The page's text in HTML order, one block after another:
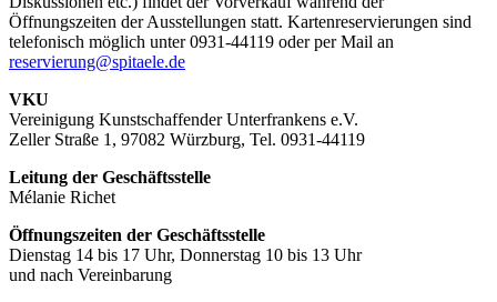
Öffnungszeiten der Ausstellungen statt. Kartenreservierungen sind
telefonisch möglich unter 0931-44119 oder per Mail an
reservierung@spitaele.de
VKU
Vereinigung Kunstschaffender Unterfrankens e.V.
Zeller Straße 1, 97082 Würzburg, Tel. 0931-44119
Leitung der Geschäftsstelle
Mélanie Richet
Öffnungszeiten der Geschäftsstelle
Dienstag 14 bis 17 Uhr, Donnerstag 10 bis 13 Uhr
und nach Vereinbarung